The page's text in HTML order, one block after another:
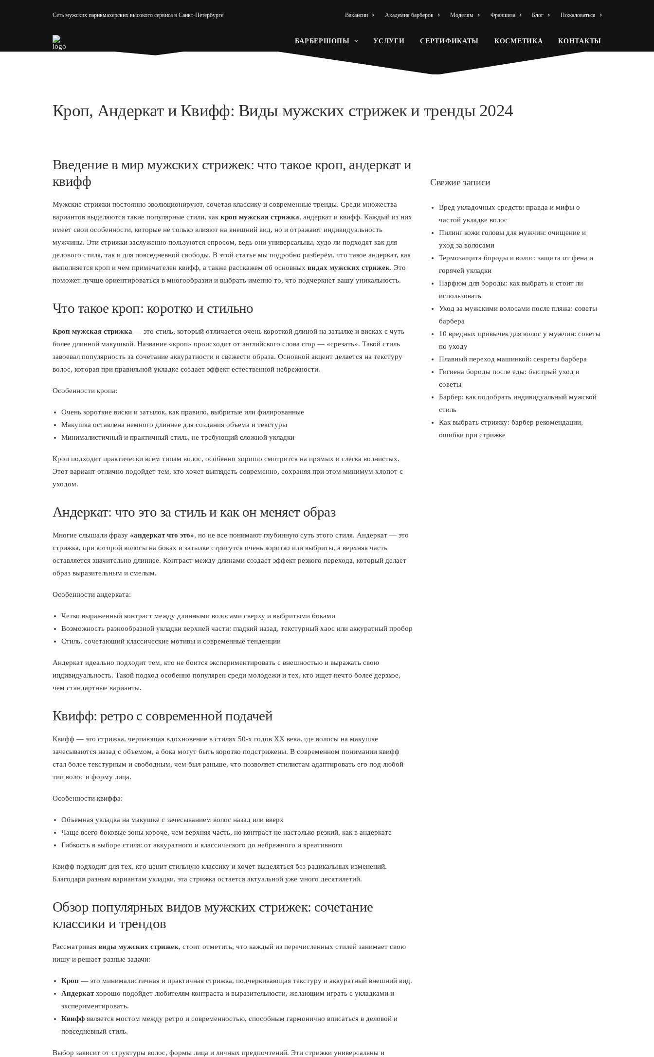
Сеть мужских парикмахерских высокого сервиса в Санкт-Петербурге Вакансии Академия барберов Моделям Франшиза Блог Пожаловаться
БАРБЕРШОПЫ УСЛУГИ СЕРТИФИКАТЫ КОСМЕТИКА КОНТАКТЫ
Кроп, Андеркат и Квифф: Виды мужских стрижек и тренды 2024
Введение в мир мужских стрижек: что такое кроп, андеркат и
квифф
Мужские стрижки постоянно эволюционируют, сочетая классику и современные тренды. Среди множества
вариантов выделяются такие популярные стили, как кроп мужская стрижка, андеркат и квифф. Каждый из них
имеет свои особенности, которые не только влияют на внешний вид, но и отражают индивидуальность
мужчины. Эти стрижки заслуженно пользуются спросом, ведь они универсальны, худо ли подходят как для
делового стиля, так и для повседневной свободы. В этой статье мы подробно разберём, что такое андеркат, как
выполняется кроп и чем примечателен квифф, а также расскажем об основных видах мужских стрижек. Это
поможет лучше ориентироваться в многообразии и выбрать именно то, что подчеркнет вашу уникальность.
Что такое кроп: коротко и стильно
Кроп мужская стрижка — это стиль, который отличается очень короткой длиной на затылке и висках с чуть
более длинной макушкой. Название «кроп» происходит от английского слова crop — «срезать». Такой стиль
завоевал популярность за сочетание аккуратности и свежести образа. Основной акцент делается на текстуру
волос, которая при правильной укладке создает эффект естественной небрежности.
Особенности кропа:
Очень короткие виски и затылок, как правило, выбритые или филированные
Макушка оставлена немного длиннее для создания объема и текстуры
Минималистичный и практичный стиль, не требующий сложной укладки
Кроп подходит практически всем типам волос, особенно хорошо смотрится на прямых и слегка волнистых.
Этот вариант отлично подойдет тем, кто хочет выглядеть современно, сохраняя при этом минимум хлопот с
уходом.
Андеркат: что это за стиль и как он меняет образ
Многие слышали фразу «андеркат что это», но не все понимают глубинную суть этого стиля. Андеркат — это
стрижка, при которой волосы на боках и затылке стригутся очень коротко или выбриты, а верхняя часть
оставляется значительно длиннее. Контраст между длинами создает эффект резкого перехода, который делает
образ выразительным и смелым.
Особенности андерката:
Четко выраженный контраст между длинными волосами сверху и выбритыми боками
Возможность разнообразной укладки верхней части: гладкий назад, текстурный хаос или аккуратный пробор
Стиль, сочетающий классические мотивы и современные тенденции
Андеркат идеально подходит тем, кто не боится экспериментировать с внешностью и выражать свою
индивидуальность. Такой подход особенно популярен среди молодежи и тех, кто ищет нечто более дерзкое,
чем стандартные варианты.
Квифф: ретро с современной подачей
Квифф — это стрижка, черпающая вдохновение в стилях 50-х годов XX века, где волосы на макушке
зачесываются назад с объемом, а бока могут быть коротко подстрижены. В современном понимании квифф
стал более текстурным и свободным, чем был раньше, что позволяет стилистам адаптировать его под любой
тип волос и форму лица.
Особенности квиффа:
Объемная укладка на макушке с зачесыванием волос назад или вверх
Чаще всего боковые зоны короче, чем верхняя часть, но контраст не настолько резкий, как в андеркате
Гибкость в выборе стиля: от аккуратного и классического до небрежного и креативного
Квифф подходит для тех, кто ценит стильную классику и хочет выделяться без радикальных изменений.
Благодаря разным вариантам укладки, эта стрижка остается актуальной уже много десятилетий.
Обзор популярных видов мужских стрижек: сочетание
классики и трендов
Рассматривая виды мужских стрижек, стоит отметить, что каждый из перечисленных стилей занимает свою
нишу и решает разные задачи:
Кроп — это минималистичная и практичная стрижка, подчеркивающая текстуру и аккуратный внешний вид.
Андеркатхорошо подойдет любителям контраста и выразительности, желающим играть с укладками и
экспериментировать.
Квифф является мостом между ретро и современностью, способным гармонично вписаться в деловой и
повседневный стиль.
Выбор зависит от структуры волос, формы лица и личных предпочтений. Эти стрижки универсальны и
Свежие записи
Вред укладочных средств: правда и мифы о
частой укладке волос
Пилинг кожи головы для мужчин: очищение и
уход за волосами
Термозащита бороды и волос: защита от фена и
горячей укладки
Парфюм для бороды: как выбрать и стоит ли
использовать
Уход за мужскими волосами после пляжа: советы
барбера
10 вредных привычек для волос у мужчин: советы
по уходу
Плавный переход машинкой: секреты барбера
Гигиена бороды после еды: быстрый уход и
советы
Барбер: как подобрать индивидуальный мужской
стиль
Как выбрать стрижку: барбер рекомендации,
ошибки при стрижке